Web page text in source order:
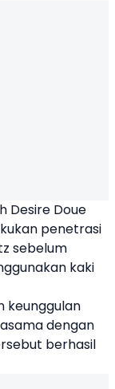
Desire Doue
penetrasi
sebelum
kaki
keunggulan
dengan
berhasil